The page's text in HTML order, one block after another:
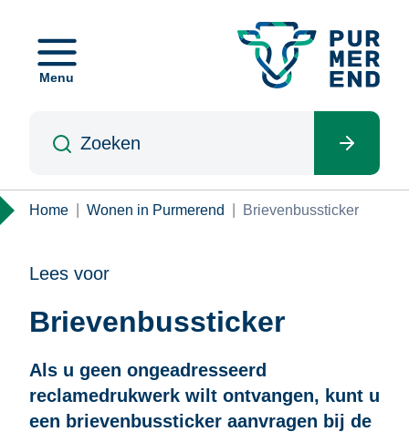
naarMenu
Kruimelpad
Home Wonen in Purmerend Brievenbussticker
Lees voor
Brievenbussticker
Als u geen ongeadresseerd
reclamedrukwerk wilt ontvangen, kunt u
een brievenbussticker aanvragen bij de